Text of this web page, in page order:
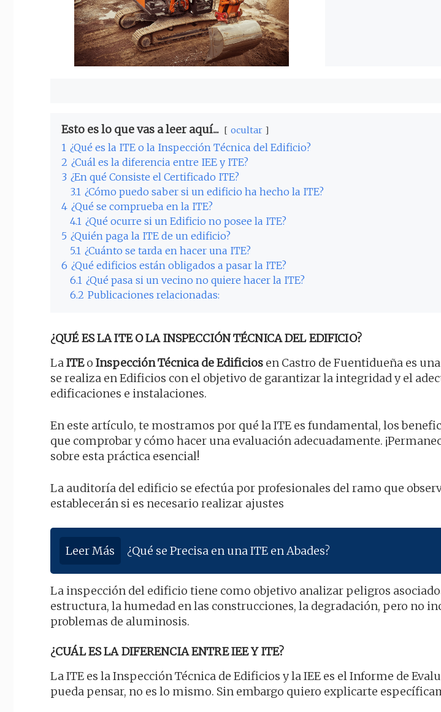
Esto es lo que vas a leer aquí... ocultar
1 ¿Qué es la ITE o la Inspección Técnica del Edificio?
2 ¿Cuál es la diferencia entre IEE y ITE?
3 ¿En qué Consiste el Certificado ITE?
3.1 ¿Cómo puedo saber si un edificio ha hecho la ITE?
4 ¿Qué se comprueba en la ITE?
4.1 ¿Qué ocurre si un Edificio no posee la ITE?
5 ¿Quién paga la ITE de un edificio?
5.1 ¿Cuánto se tarda en hacer una ITE?
6 ¿Qué edificios están obligados a pasar la ITE?
6.1 ¿Qué pasa si un vecino no quiere hacer la ITE?
6.2 Publicaciones relacionadas:
¿QUÉ ES LA ITE O LA INSPECCIÓN TÉCNICA DEL EDIFICIO?
La ITEo Inspección Técnica de Edificios en Castro de Fuentidueña es
se realiza en Edificios con el objetivo de garantizar la integridad y el
edificaciones e instalaciones.
En este artículo, te mostramos por qué la ITE es fundamental, los
que comprobar y cómo hacer una evaluación adecuadamente.
sobre esta práctica esencial!
La auditoría del edificio se efectúa por profesionales del ramo que
establecerán si es necesario realizar ajustes
Leer Más ¿Qué se Precisa en una ITE en Abades?
La inspección del edificio tiene como objetivo analizar peligros
estructura, la humedad en las construcciones, la degradación, pero no
problemas de aluminosis.
¿CUÁL ES LA DIFERENCIA ENTRE IEE Y ITE?
La ITE es la Inspección Técnica de Edificios y la IEE es el Informe de
pueda pensar, no es lo mismo. Sin embargo quiero explicarte